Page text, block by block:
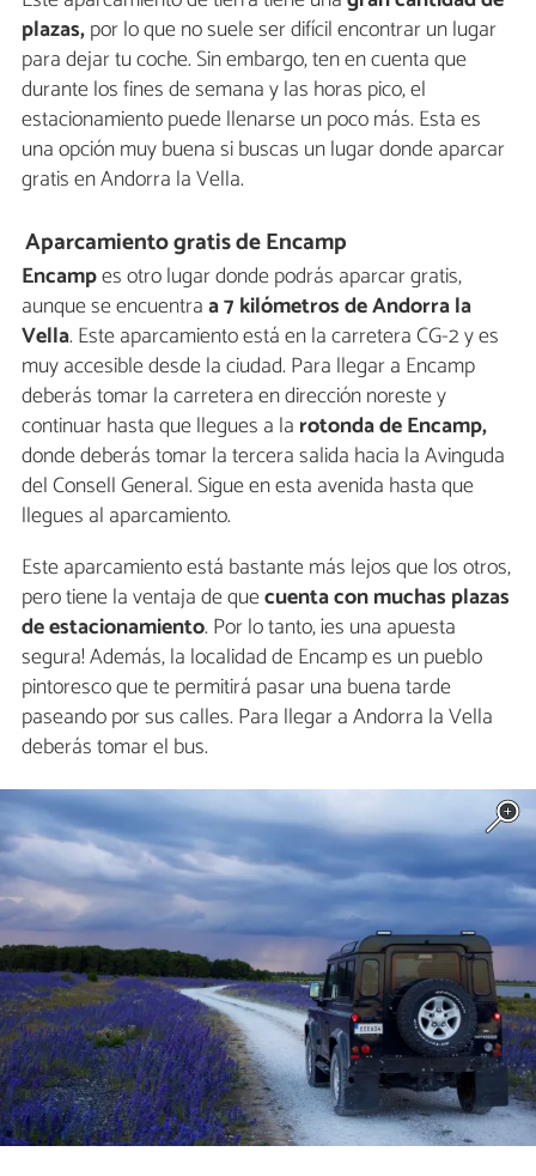
plazas,por lo que no suele ser difícil encontrar un lugar
para dejar tu coche. Sin embargo, ten en cuenta que
durante los fines de semana y las horas pico, el
estacionamiento puede llenarse un poco más. Esta es
una opción muy buena si buscas un lugar donde aparcar
gratis en Andorra la Vella.
Aparcamiento gratis de Encamp
Encampes otro lugar donde podrás aparcar gratis,
aunque se encuentraa 7 kilómetros de Andorra la
Vella. Este aparcamiento está en la carretera CG-2 y es
muy accesible desde la ciudad. Para llegar a Encamp
deberás tomar la carretera en dirección noreste y
continuar hasta que llegues a la rotonda de Encamp,
donde deberás tomar la tercera salida hacia la Avinguda
del Consell General. Sigue en esta avenida hasta que
llegues al aparcamiento.
Este aparcamiento está bastante más lejos que los otros,
pero tiene la ventaja de quecuenta con muchas plazas
de estacionamiento. Por lo tanto, ¡es una apuesta
segura! Además, la localidad de Encamp es un pueblo
pintoresco que te permitirá pasar una buena tarde
paseando por sus calles. Para llegar a Andorra la Vella
deberás tomar el bus.